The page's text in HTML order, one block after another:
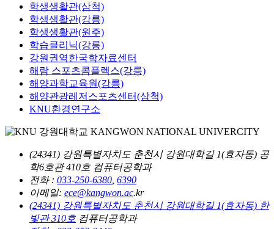
학생생활관(삼척)
학생생활관(강릉)
학생생활관(원주)
학습클리닉(강릉)
강원권역한국학자료센터
해람 스포츠콤플렉스(강릉)
해양과학교육원(강릉)
해양관광레저스포츠센터(삼척)
KNU환경연구소
(24341) 강원특별자치도 춘천시 강원대학길 1(효자동) 공
학6호관 410호 컴퓨터공학과
전화 : 033-250-6380 6390
이메일: ece@kangwon.ac.kr
(24341) 강원특별자치도 춘천시 강원대학길 1(효자동) 한
빛관 310호컴퓨터공학과